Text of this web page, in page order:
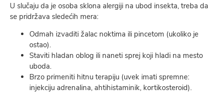
U slučaju da je osoba sklona alergiji na ubod insekta, treba da
se pridržava sledećih mera:
Odmah izvaditi žalac noktima ili pincetom (ukoliko je
ostao).
Staviti hladan oblog ili naneti sprej koji hladi na mesto
uboda.
Brzo primeniti hitnu terapiju (uvek imati spremne:
injekciju adrenalina, ahtihistaminik, kortikosteroid).